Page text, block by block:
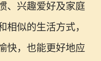
、兴趣爱好及家庭
相似的生活方式，
快，也能更好地应